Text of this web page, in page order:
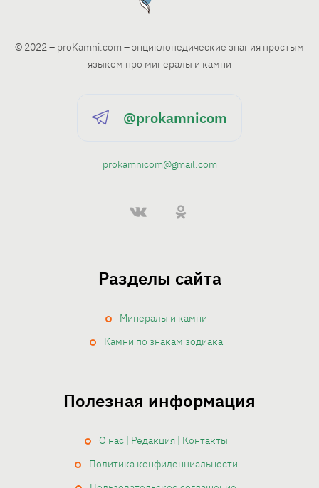
© 2022 – proKamni.com – энциклопедические знания простым
языком про минералы и камни
@prokamnicom
prokamnicom@gmail.com
Разделы сайта
Минералы и камни
Камни по знакам зодиака
Полезная информация
О нас | Редакция | Контакты
Политика конфиденциальности